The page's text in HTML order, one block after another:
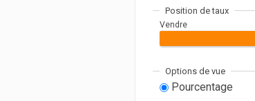
Position de taux
Vendre
Options de vue
Pourcentage